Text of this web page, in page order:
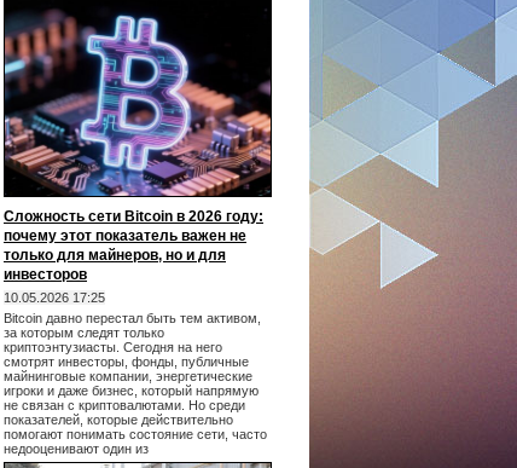
Сложность сети Bitcoin в 2026 году:
почему этот показатель важен не
только для майнеров, но и для
инвесторов
10.05.2026 17:25
Bitcoin давно перестал быть тем активом,
за которым следят только
криптоэнтузиасты. Сегодня на него
смотрят инвесторы, фонды, публичные
майнинговые компании, энергетические
игроки и даже бизнес, который напрямую
не связан с криптовалютами. Но среди
показателей, которые действительно
помогают понимать состояние сети, часто
недооценивают один из